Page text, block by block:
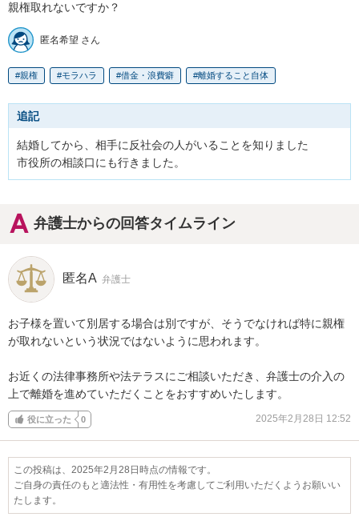
親権取れないですか？
匿名希望 さん
親権 モラハラ 借金・浪費癖 離婚すること自体
追記
結婚してから、相手に反社会の人がいることを知りました
市役所の相談口にも行きました。
弁護士からの回答タイムライン
匿名A 弁護士
お子様を置いて別居する場合は別ですが、そうでなければ特に親権
が取れないという状況ではないように思われます。
お近くの法律事務所や法テラスにご相談いただき、弁護士の介入の
上で離婚を進めていただくことをおすすめいたします。
役に立った 0 2025年2月28日 12:52
この投稿は、2025年2月28日時点の情報です。
ご自身の責任のもと適法性・有用性を考慮してご利用いただくようお願いい
たします。